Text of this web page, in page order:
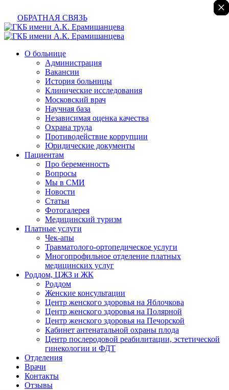
ОБРАТНАЯ СВЯЗЬ
О больнице
Администрация
Вакансии
История больницы
Клинические исследования
Московский врач
Научная база
Независимая оценка качества
Охрана труда
Противодействие коррупции
Юридические документы
Пациентам
Про беременность
Вопросы
Мы в СМИ
Новости
Статьи
Фотогалерея
Медицинский туризм
Платные услуги
Чек-апы
Травматолого-ортопедическое услуги
Многопрофильное отделение платных
медицинских услуг
Роддом, ЦЖЗ и ЖК
Роддом
Женские консультации
Центр женского здоровья на Яблочкова
Центр женского здоровья на Полярной
Центр женского здоровья на Печорской
Кабинет антенатальной охраны плода
Центр послеродовой реабилитации, эстетической
гинекологии и ФДТ
Отделения
Врачи
Контакты
Отзывы
×
×
×
×
×
×
×